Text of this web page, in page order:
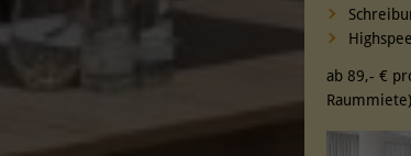
ab 89,- €
Raummiete)